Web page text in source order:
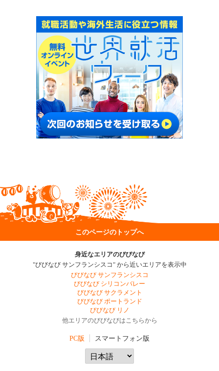
このページのトップへ
身近なエリアのびびなび
"びびなび サンフランシスコ" から近いエリアを表示中
びびなび サンフランシスコ
びびなび シリコンバレー
びびなび サクラメント
びびなび ポートランド
びびなび リノ
他エリアのびびなびはこちらから
PC版 スマートフォン版